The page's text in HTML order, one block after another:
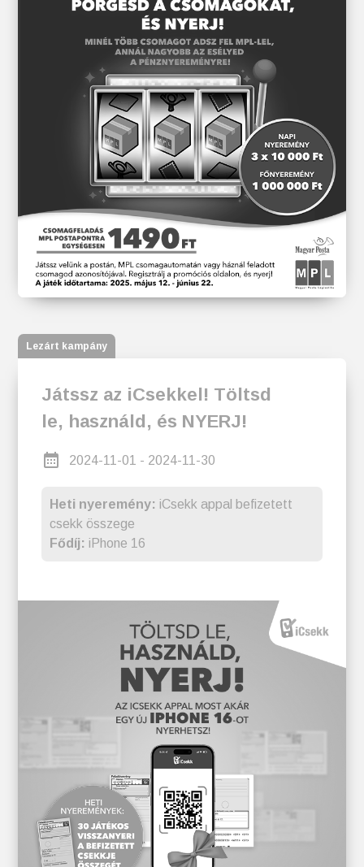
Lezárt kampány
Játssz az iCsekkel! Töltsd
le, használd, és NYERJ!
2024-11-01 - 2024-11-30
Heti nyeremény: iCsekk appal befizetett
csekk összege
Fődíj: iPhone 16